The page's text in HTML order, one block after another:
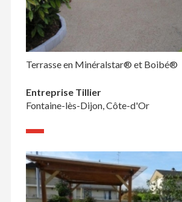
Terrasse en Minéralstar® et Boibé®
Entreprise Tillier
Fontaine-lès-Dijon, Côte-d'Or